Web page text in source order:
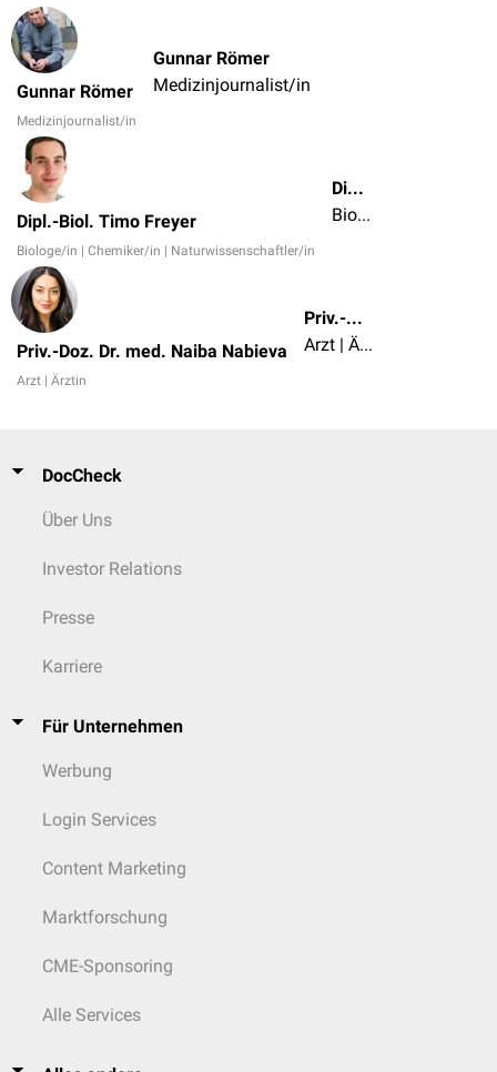
Gunnar Römer
Medizinjournalist/in
Gunnar Römer
Medizinjournalist/in
Dipl.-Biol. Timo Freyer
Biologe/in | Chemiker/in | Naturwissenschaftler/in
Dipl.-Biol. Timo Freyer
Biologe/in | Chemiker/in | Naturwissenschaftler/in
Priv.-Doz. Dr. med. Naiba Nabieva
Arzt | Ärztin
Priv.-Doz. Dr. med. Naiba Nabieva
Arzt | Ärztin
DocCheck
Über Uns
Investor Relations
Presse
Karriere
Für Unternehmen
Werbung
Login Services
Content Marketing
Marktforschung
CME-Sponsoring
Alle Services